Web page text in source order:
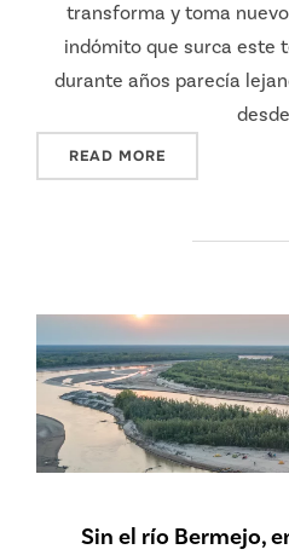
transforma y toma
indómito que surca este
durante años parecía
READ MORE
Sin el río Bermejo,